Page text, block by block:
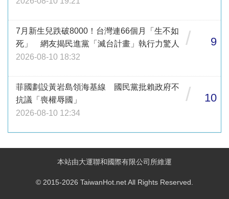
7月新生兒跌破8000！台灣連66個月「生不如
死」 網友揭民進黨「滅台計畫」執行力驚人
2026-08-10 18:32
/ 9
菲國劃設黃岩島領海基線 國民黨批賴政府不
抗議「喪權辱國」
2026-08-10 12:34
/ 10
本站由大運聯和國際有限公司所維運
© 2015-2026 TaiwanHot.net All Rights Reserved.